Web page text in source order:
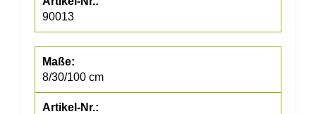
90013
8/30/100 cm